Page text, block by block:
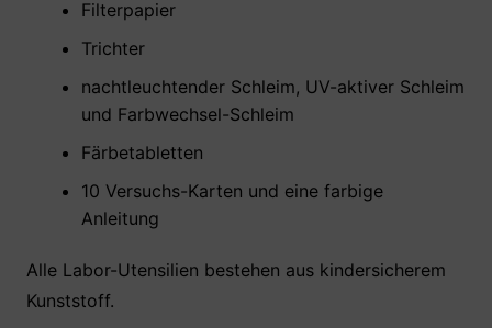
Filterpapier
Trichter
nachtleuchtender Schleim, UV-aktiver Schleim
und Farbwechsel-Schleim
Färbetabletten
10 Versuchs-Karten und eine farbige
Anleitung
Alle Labor-Utensilien bestehen aus kindersicherem
Kunststoff.